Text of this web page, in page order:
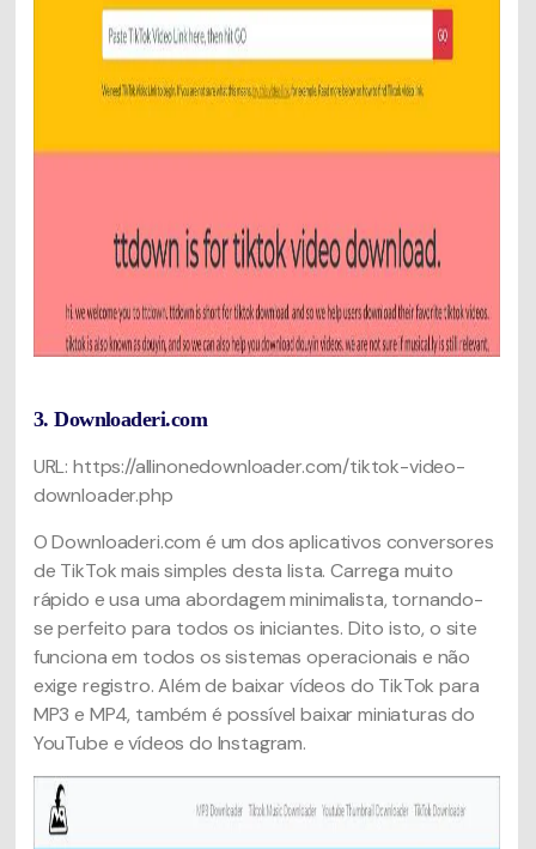
3. Downloaderi.com
URL: https://allinonedownloader.com/tiktok-video-
downloader.php
O Downloaderi.com é um dos aplicativos conversores
de TikTok mais simples desta lista. Carrega muito
rápido e usa uma abordagem minimalista, tornando-
se perfeito para todos os iniciantes. Dito isto, o site
funciona em todos os sistemas operacionais e não
exige registro. Além de baixar vídeos do TikTok para
MP3 e MP4, também é possível baixar miniaturas do
YouTube e vídeos do Instagram.